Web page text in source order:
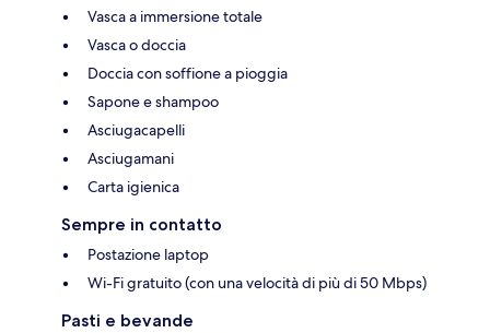
Vasca a immersione totale
Vasca o doccia
Doccia con soffione a pioggia
Sapone e shampoo
Asciugacapelli
Asciugamani
Carta igienica
Sempre in contatto
Postazione laptop
Wi-Fi gratuito (con una velocità di più di 50 Mbps)
Pasti e bevande